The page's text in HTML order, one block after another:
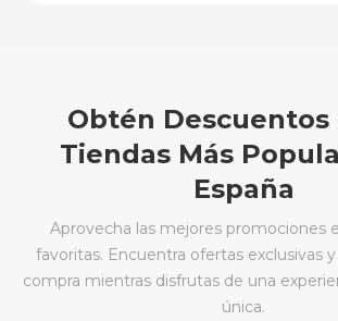
Obtén Descuentos
Tiendas Más
España
Aprovecha las mejores promociones
favoritas. Encuentra ofertas exclusivas
compra mientras disfrutas de una
única.